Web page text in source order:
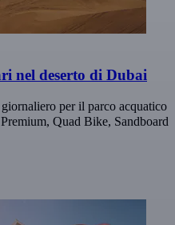
nel deserto di Dubai
per il parco acquatico
Quad Bike, Sandboard